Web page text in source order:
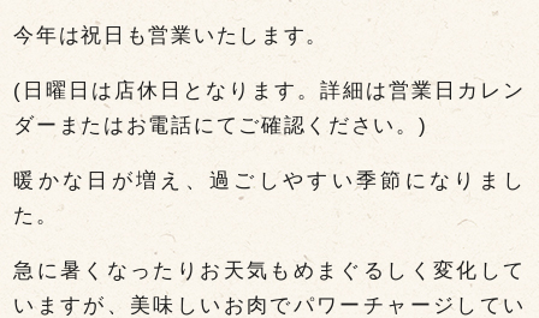
今年は祝日も営業いたします。
(日曜日は店休日となります。詳細は営業日カレン
ダーまたはお電話にてご確認ください。)
暖かな日が増え、過ごしやすい季節になりまし
た。
急に暑くなったりお天気もめまぐるしく変化して
いますが、美味しいお肉でパワーチャージしてい